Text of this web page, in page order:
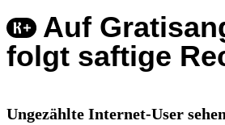
Auf
folgt saftige
Ungezählte Internet-User